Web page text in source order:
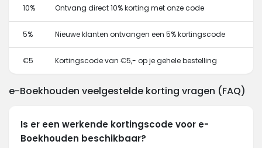
10% Ontvang direct 10% korting met onze code
5% Nieuwe klanten ontvangen een 5% kortingscode
€5 Kortingscode van €5,- op je gehele bestelling
e-Boekhouden veelgestelde korting vragen (FAQ)
Is er een werkende kortingscode voor e-
Boekhouden beschikbaar?